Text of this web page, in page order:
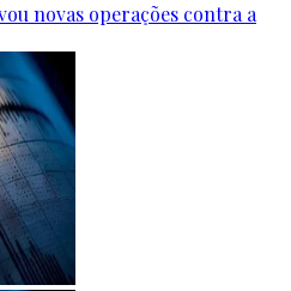
novas operações contra a